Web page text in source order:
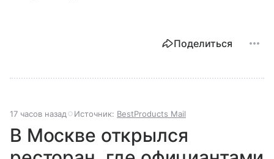
Поделиться
17 часов назад Источник: BestProducts Mail
В Москве открылся